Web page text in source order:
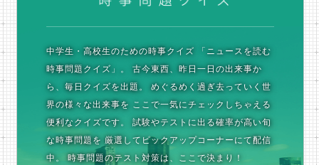
中学生・高校生のための時事クイズ 「ニュースを読む
時事問題クイズ」。
古今東西、昨日一日の出来事か
ら、毎日クイズを出題。
めぐるめく過ぎ去っていく世
界の様々な出来事を ここで一気にチェックしちゃえる
便利なクイズです。
試験やテストに出る確率が高い旬
な時事問題を 厳選してピックアップコーナーにて配信
中。
時事問題のテスト対策は、ここで決まり！